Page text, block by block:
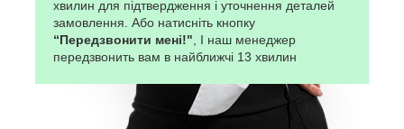
хвилин для підтвердження і уточнення деталей
замовлення. Або натисніть кнопку
“Передзвонити мені!", І наш менеджер
передзвонить вам в найближчі 13 хвилин